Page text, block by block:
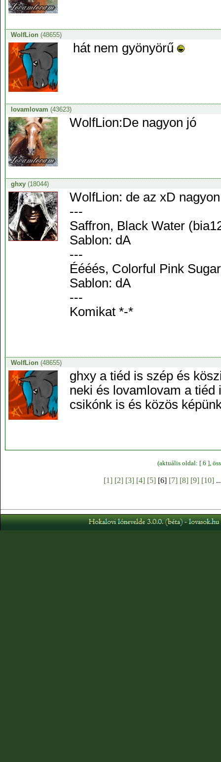
WolfLion(48655)
hát nem gyönyörű
lovamlovam (43623)
WolfLion:De nagyon jó
ghxy(18044)
WolfLion: de az xD
---
Saffron, Black Water
Sablon: dA
---
Éééés, Colorful Pink
Sablon: dA
---
Komikat *-*
WolfLion(48655)
ghxy a tiéd is szép és
neki és lovamlovam a
csikónk is és közös
(aktuális oldal: [ 6 ],
[1] [2] [3] [4] [5] [6] [7] [8] [9] [10]